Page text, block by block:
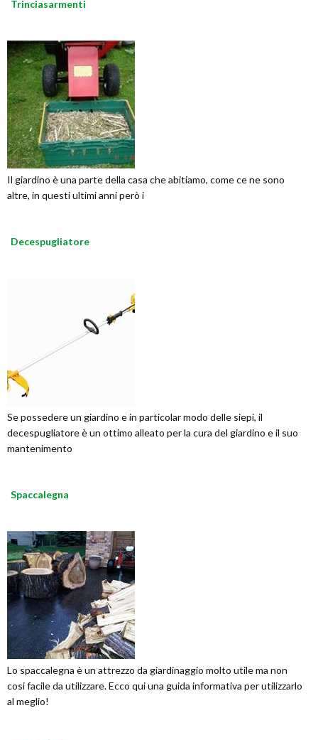
Trinciasarmenti
Il giardino è una parte della casa che abitiamo, come ce ne sono
altre, in questi ultimi anni però i
Decespugliatore
Se possedere un giardino e in particolar modo delle siepi, il
decespugliatore è un ottimo alleato per la cura del giardino e il suo
mantenimento
Spaccalegna
Lo spaccalegna è un attrezzo da giardinaggio molto utile ma non
cosi facile da utilizzare. Ecco qui una guida informativa per utilizzarlo
al meglio!